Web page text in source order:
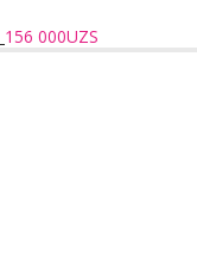
156 000UZS